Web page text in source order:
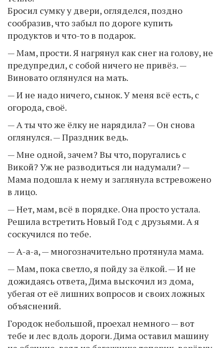
Бросил сумку у двери, огляделся, поздно
сообразив, что забыл по дороге купить
продуктов и что-то в подарок.
— Мам, прости. Я нагрянул как снег на голову, не
предупредил, с собой ничего не привёз. —
Виновато оглянулся на мать.
— И не надо ничего, сынок. У меня всё есть, с
огорода, своё.
— А ты что же ёлку не нарядила? — Он снова
оглянулся. — Праздник ведь.
— Мне одной, зачем? Вы что, поругались с
Викой? Уж не разводиться ли надумали? —
Мама подошла к нему и заглянула встревожено
в лицо.
— Нет, мам, всё в порядке. Она просто устала.
Решила встретить Новый Год с друзьями. А я
соскучился по тебе.
— А-а-а, — многозначительно протянула мама.
— Мам, пока светло, я пойду за ёлкой. — И не
дожидаясь ответа, Дима выскочил из дома,
убегая от её лишних вопросов и своих ложных
объяснений.
Городок небольшой, проехал немного — вот
тебе и лес вдоль дороги. Дима оставил машину